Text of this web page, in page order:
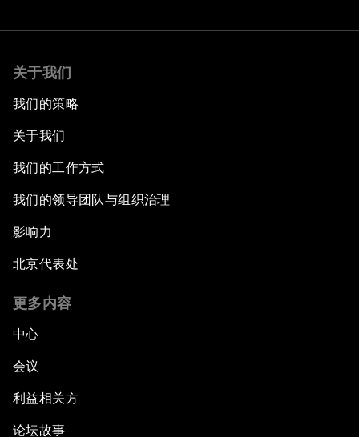
关于我们
我们的策略
关于我们
我们的工作方式
我们的领导团队与组织治理
影响力
北京代表处
更多内容
中心
会议
利益相关方
论坛故事